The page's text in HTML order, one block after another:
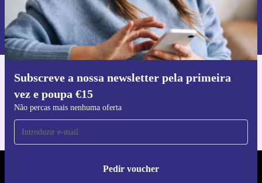
Subscreve a nossa newsletter pela primeira
vez e poupa €15
Não percas mais nenhuma oferta
Pedir voucher
Pedir voucher
Informações sobre o uso de dados pessoais podem ser encontrados na
nossa
Política de Privacidade.
Faz o download da app refurbed
Para iOS e Android
REFURBED PORTUGAL - RETHINK NEW.